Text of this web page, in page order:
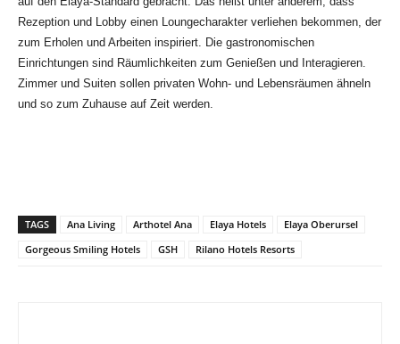
Rezeption und Lobby einen Loungecharakter verliehen bekommen, der
zum Erholen und Arbeiten inspiriert. Die gastronomischen
Einrichtungen sind Räumlichkeiten zum Genießen und Interagieren.
Zimmer und Suiten sollen privaten Wohn- und Lebensräumen ähneln
und so zum Zuhause auf Zeit werden.
TAGS Ana Living Arthotel Ana Elaya Hotels
Elaya Oberursel
Gorgeous Smiling Hotels
GSH Rilano Hotels Resorts